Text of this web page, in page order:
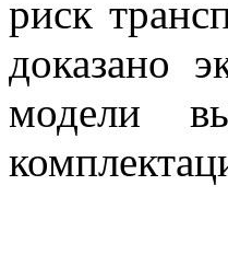
риск
доказано
модели